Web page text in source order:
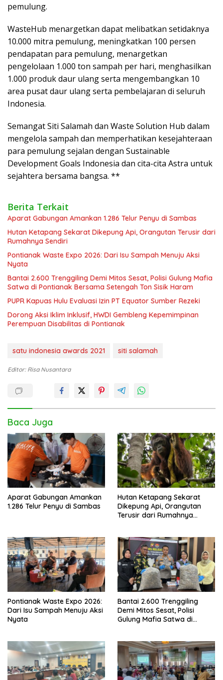
pemulung.
WasteHub menargetkan dapat melibatkan setidaknya
10.000 mitra pemulung, meningkatkan 100 persen
pendapatan para pemulung, menargetkan
pengelolaan 1.000 ton sampah per hari, menghasilkan
1.000 produk daur ulang serta mengembangkan 10
area pusat daur ulang serta pembelajaran di seluruh
Indonesia.
Semangat Siti Salamah dan Waste Solution Hub dalam
mengelola sampah dan memperhatikan kesejahteraan
para pemulung sejalan dengan Sustainable
Development Goals Indonesia dan cita-cita Astra untuk
sejahtera bersama bangsa. **
Berita Terkait
Aparat Gabungan Amankan 1.286 Telur Penyu di Sambas
Hutan Ketapang Sekarat Dikepung Api, Orangutan Terusir dari
Rumahnya Sendiri
Pontianak Waste Expo 2026: Dari Isu Sampah Menuju Aksi
Nyata
Bantai 2.600 Trenggiling Demi Mitos Sesat, Polisi Gulung Mafia
Satwa di Pontianak Bersama Setengah Ton Sisik Haram
PUPR Kapuas Hulu Evaluasi Izin PT Equator Sumber Rezeki
Dorong Aksi Iklim Inklusif, HWDI Gembleng Kepemimpinan
Perempuan Disabilitas di Pontianak
satu indonesia awards 2021 siti salamah
Editor: Risa Nusantara
Baca Juga
Aparat Gabungan Amankan
1.286 Telur Penyu di Sambas
Hutan Ketapang Sekarat
Dikepung Api, Orangutan
Terusir dari Rumahnya
Pontianak Waste Expo 2026:
Dari Isu Sampah Menuju Aksi
Nyata
Bantai 2.600 Trenggiling
Demi Mitos Sesat, Polisi
Gulung Mafia Satwa di